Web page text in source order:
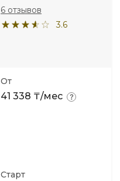
3.6
6 отзывов
От
41 338 ₸/мес
Старт